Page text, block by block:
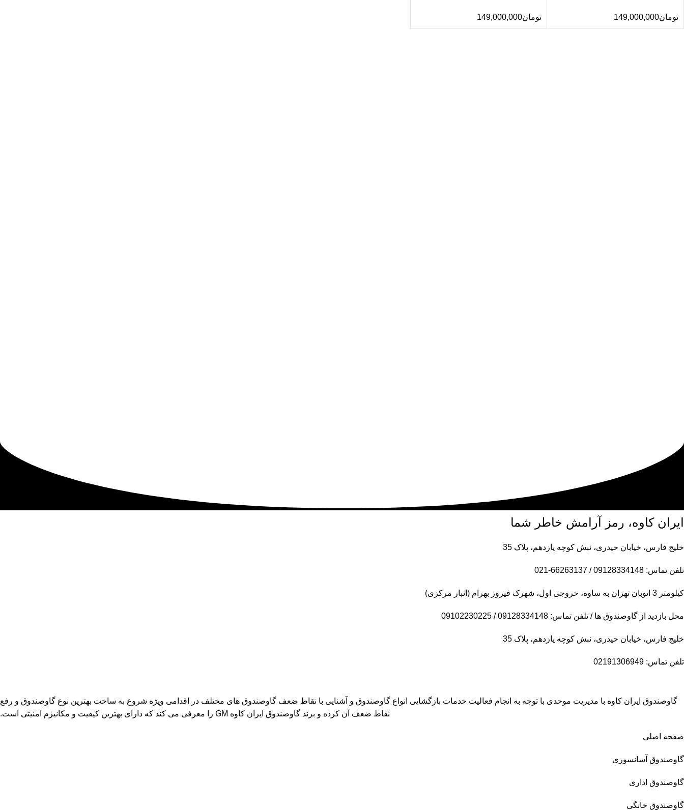
تومان149,000,000 تومان149,000,000
ایران کاوه، رمز آرامش خاطر شما
خلیج فارس، خیابان حیدری، نبش کوچه یازدهم، پلاک 35
تلفن تماس: 09128334148 / 66263137-021
کیلومتر 3 اتوبان تهران به ساوه، خروجی اول، شهرک فیروز بهرام (انبار مرکزی)
محل بازدید از گاوصندوق ها / تلفن تماس: 09128334148 / 09102230225
خلیج فارس، خیابان حیدری، نبش کوچه یازدهم، پلاک 35
تلفن تماس: 02191306949
گاوصندوق ایران کاوه با مدیریت موحدی با توجه به انجام فعالیت خدمات بازگشایی انواع گاوصندوق و آشنایی با نقاط ضعف گاوصندوق های مختلف در اقدامی ویژه شروع به ساخت بهترین نوع گاوصندوق و رفع
نقاط ضعف آن کرده و برند گاوصندوق ایران کاوه GM را معرفی می کند که دارای بهترین کیفیت و مکانیزم امنیتی است.
صفحه اصلی
گاوصندوق آسانسوری
گاوصندوق اداری
گاوصندوق خانگی